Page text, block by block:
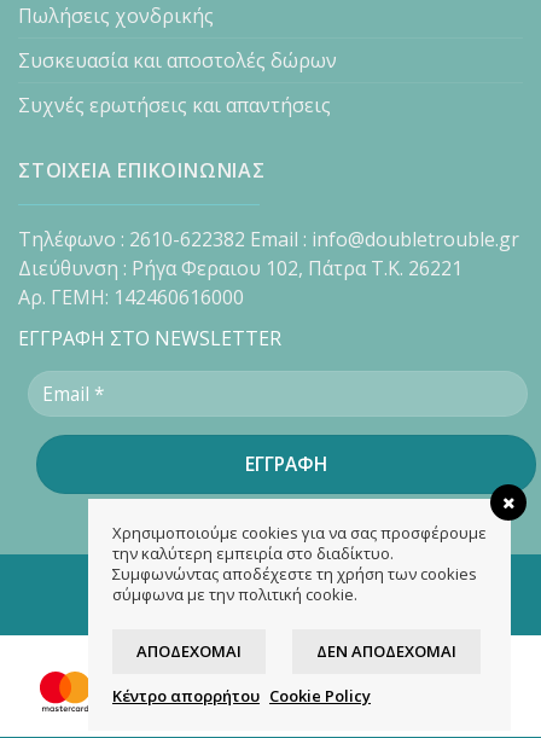
Πωλήσεις χονδρικής
Συσκευασία και αποστολές δώρων
Συχνές ερωτήσεις και απαντήσεις
ΣΤΟΙΧΕΙΑ ΕΠΙΚΟΙΝΩΝΙΑΣ
Τηλέφωνο : 2610-622382 Email : info@doubletrouble.gr
Διεύθυνση : Ρήγα Φεραιου 102, Πάτρα Τ.Κ. 26221
Αρ. ΓΕΜΗ: 142460616000
ΕΓΓΡΑΦΗ ΣΤΟ NEWSLETTER
Copyright 2026 ©doubletrouble.gr
Designed & developed by
Χρησιμοποιούμε cookies για να σας προσφέρουμε
την καλύτερη εμπειρία στο διαδίκτυο.
Συμφωνώντας αποδέχεστε τη χρήση των cookies
σύμφωνα με την πολιτική cookie.
ΑΠΟΔΈΧΟΜΑΙ ΔΕΝ ΑΠΟΔΈΧΟΜΑΙ
Κέντρο απορρήτου Cookie Policy